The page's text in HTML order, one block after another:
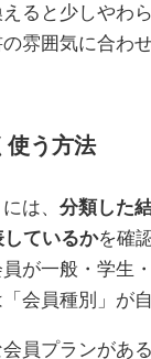
ると少しやわ
雰囲気に合わ
使う方法
は、 分類した
しているかを確
が一般・学生
会員種別」が自
員プランがあ